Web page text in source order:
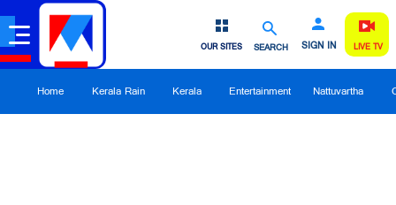
SEARCH SIGN IN
OUR SITES LIVE TV
Home Kerala Rain Kerala Entertainment Nattuvartha